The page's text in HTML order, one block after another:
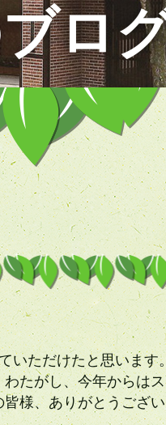
ロ
いただけたと思います
たがし、今年からは
様、ありがとうござ